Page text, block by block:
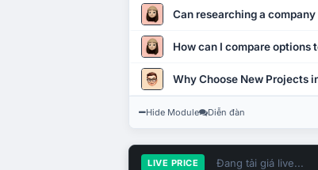
Can researching a
How can I compare options
Why Choose New Projects
Hide Module Diễn đàn
LIVE PRICE Đang tải giá live...